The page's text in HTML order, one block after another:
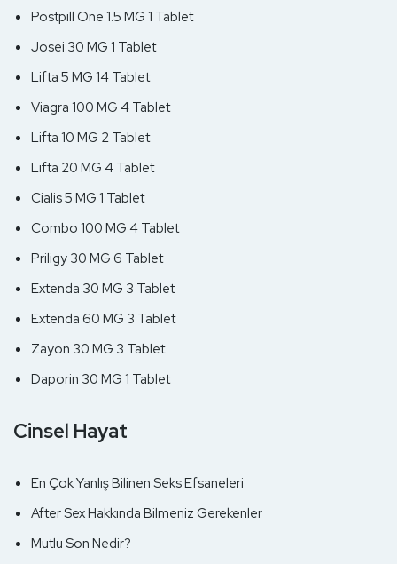
Postpill One 1.5 MG 1 Tablet
Josei 30 MG 1 Tablet
Lifta 5 MG 14 Tablet
Viagra 100 MG 4 Tablet
Lifta 10 MG 2 Tablet
Lifta 20 MG 4 Tablet
Cialis 5 MG 1 Tablet
Combo 100 MG 4 Tablet
Priligy 30 MG 6 Tablet
Extenda 30 MG 3 Tablet
Extenda 60 MG 3 Tablet
Zayon 30 MG 3 Tablet
Daporin 30 MG 1 Tablet
Cinsel Hayat
En Çok Yanlış Bilinen Seks Efsaneleri
After Sex Hakkında Bilmeniz Gerekenler
Mutlu Son Nedir?